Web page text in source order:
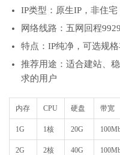
IP类型：原生IP，非住宅
网络线路：五网回程
特点：IP纯净，可选规
推荐用途：适合建站、
求的用户
内存 CPU 硬盘 带宽
1G 1核 20G
2G 2核 40G